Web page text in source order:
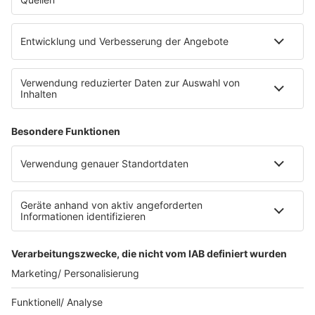
eröffnet. Direkt an der Medizinischen Klinik bietet es
E-Bikes über eine Photovoltaikanlage auf dem …
Impressum
Datenschutzerklärung
Datenschutzeinstellungen